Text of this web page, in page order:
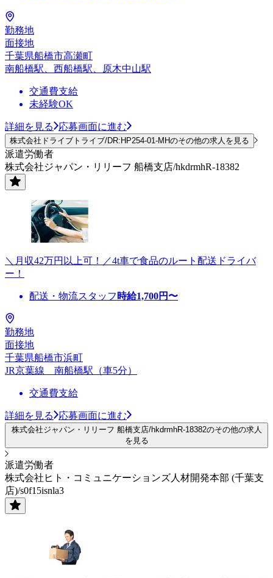
勤務地
面接地
千葉県船橋市高瀬町
南船橋駅、西船橋駅、原木中山駅
交通費支給
未経験OK
詳細を見る 応募画面に進む
株式会社ドライブトライブ/DR:HP254-01-MHのその他の求人を見る
派遣労働者
株式会社ジャパン・リリーフ 船橋支店/hkdrmhR-18382
＼月収42万円以上可！／4t車で食品のルート配送ドライバ
ー！
配送・物流スタッフ 時給1,700円〜
勤務地
面接地
千葉県船橋市浜町
JR京葉線 南船橋駅（車5分）
交通費支給
詳細を見る 応募画面に進む
株式会社ジャパン・リリーフ 船橋支店/hkdrmhR-18382のその他の求人
を見る
派遣労働者
株式会社ヒト・コミュニケーションズ人材開発本部 (千葉支
店)/s0f15isnla3